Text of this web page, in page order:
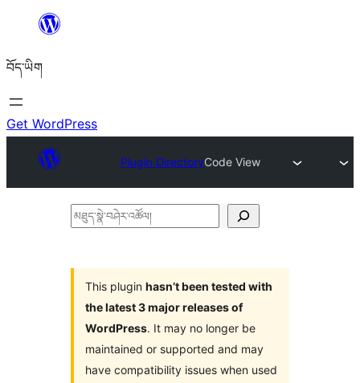
content
བོད་ཡིག
Get WordPress
Plugin DirectoryCode View
མཐུད་
འཚོལ།
This plugin hasn’t been tested with
the latest 3 major releases of
WordPress. It may no longer be
maintained or supported and may
have compatibility issues when used